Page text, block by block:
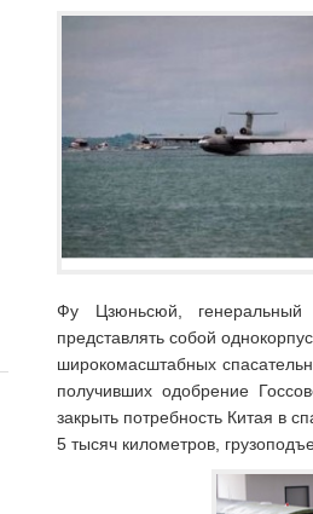
Фу Цзюньсюй, генеральный
представлять собой
широкомасштабных
получивших одобрение
закрыть потребность Китая в
5 тысяч километров,